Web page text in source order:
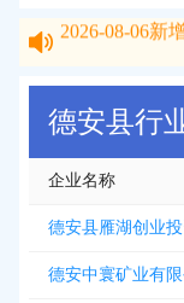
新增
德安县行
企业名称
德安县雁湖创业
德安中寰矿业有限